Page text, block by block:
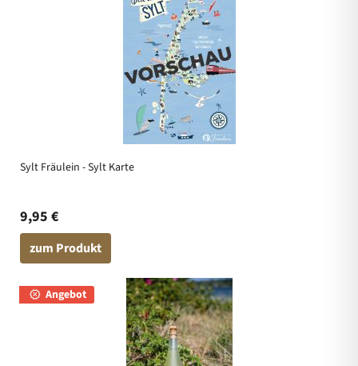
Sylt Fräulein - Sylt Karte
9,95 €
zum Produkt
Angebot